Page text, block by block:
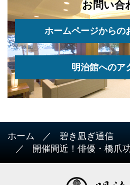
お問い合
ホームページからの
明治館へのア
ホーム
碧き凪ぎ通信
開催間近！俳優・橋爪